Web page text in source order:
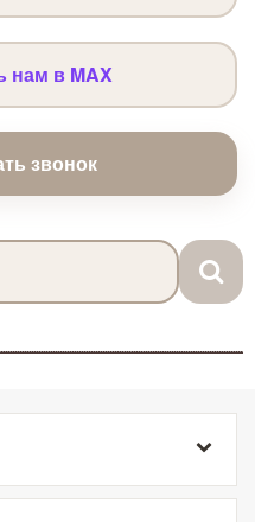
нам в MAX
звонок